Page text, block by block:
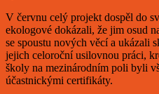
V červnu celý projekt dospěl do
ekologové dokázali, že jim osud
se spoustu nových věcí a ukázali
jejich celoroční usilovnou práci,
školy na mezinárodním poli byli
účastnickými certifikáty.